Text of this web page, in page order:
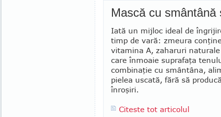
Mască cu smântână
Iată un mijloc ideal de
timp de vară: zmeura
vitamina A, zaharuri
care înmoaie suprafaţa
combinaţie cu smântâna,
pielea uscată, fără să
înroşiri.
Citeste tot articolul